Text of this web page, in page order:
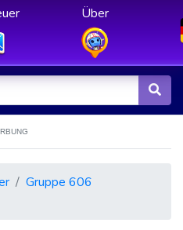
Über
Gruppe 606